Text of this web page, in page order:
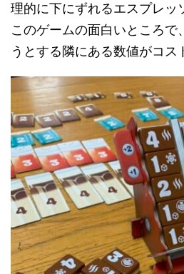
理的に下にずれるエスプレッ
このゲームの面白いところで
うとする隣にある数値がコス